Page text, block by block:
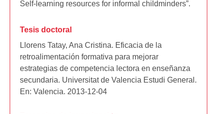
Self-learning resources for informal childminders”.
Tesis doctoral
Llorens Tatay, Ana Cristina. Eficacia de la
retroalimentación formativa para mejorar
estrategias de competencia lectora en enseñanza
secundaria. Universitat de Valencia Estudi General.
En: Valencia. 2013-12-04